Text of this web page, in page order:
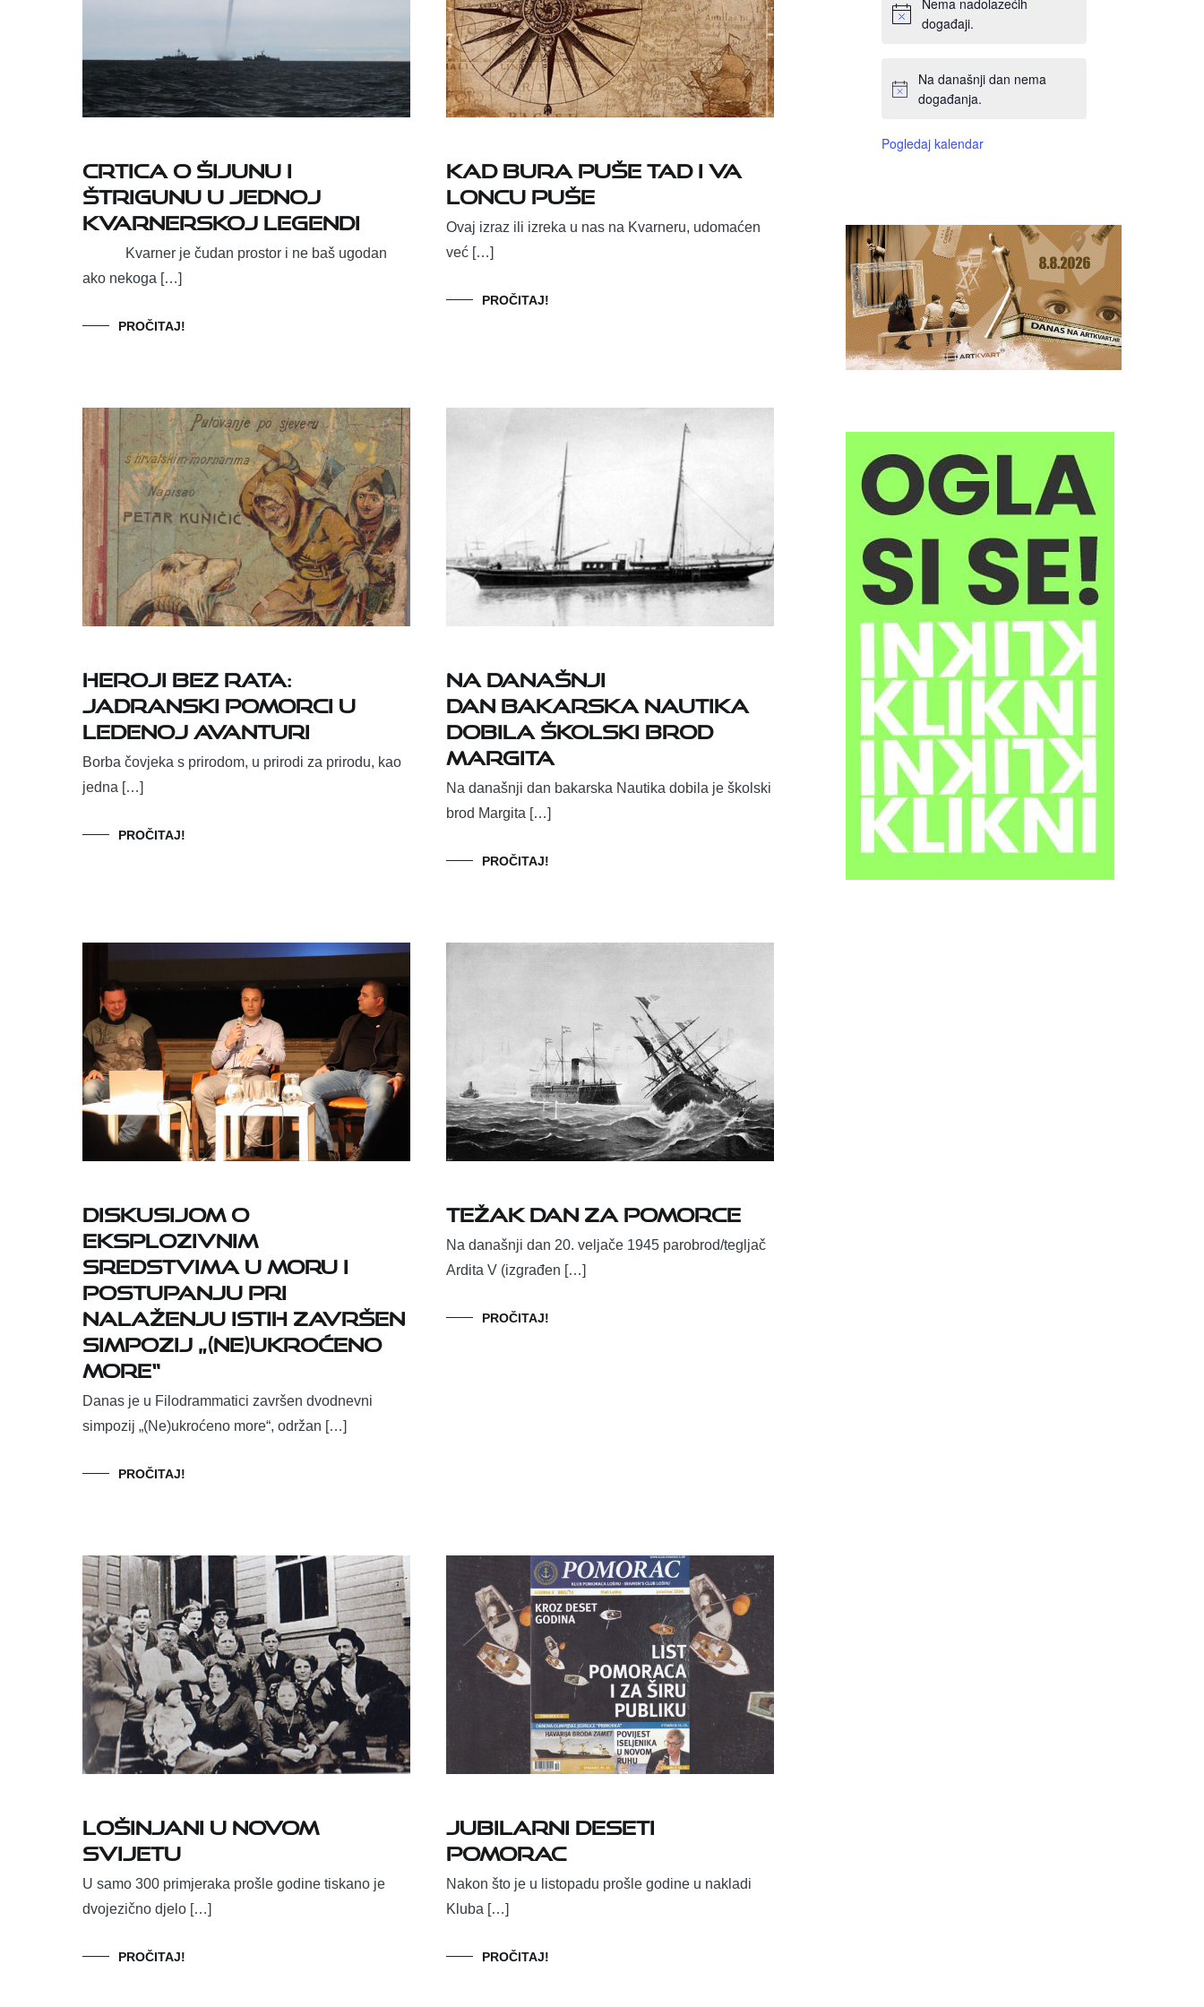
Crtica o Šijunu i
Štrigunu u jednoj
Kvarnerskoj legendi
Kvarner je čudan prostor i ne baš ugodan
ako nekoga […]
PROČITAJ!
Kad bura puše tad i va
loncu puše
Ovaj izraz ili izreka u nas na Kvarneru, udomaćen
već […]
PROČITAJ!
Heroji bez rata:
Jadranski pomorci u
ledenoj avanturi
Borba čovjeka s prirodom, u prirodi za prirodu, kao
jedna […]
PROČITAJ!
Na današnji
dan bakarska Nautika
dobila školski brod
Margita
Na današnji dan bakarska Nautika dobila je školski
brod Margita […]
PROČITAJ!
Diskusijom o
eksplozivnim
sredstvima u moru i
postupanju pri
nalaženju istih završen
simpozij „(Ne)ukroćeno
more“
Danas je u Filodrammatici završen dvodnevni
simpozij „(Ne)ukroćeno more“, održan […]
PROČITAJ!
Težak dan za pomorce
Na današnji dan 20. veljače 1945 parobrod/tegljač
Ardita V (izgrađen […]
PROČITAJ!
Lošinjani u Novom
svijetu
U samo 300 primjeraka prošle godine tiskano je
dvojezično djelo […]
PROČITAJ!
Jubilarni deseti
Pomorac
Nakon što je u listopadu prošle godine u nakladi
Kluba […]
PROČITAJ!
Nema nadolazećih
događaji.
Na današnji dan nema
događanja.
Pogledaj kalendar